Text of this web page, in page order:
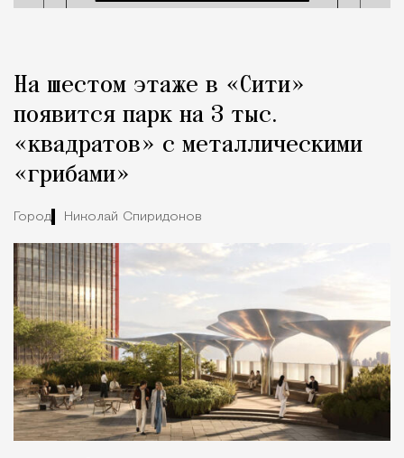
На шестом этаже в «Сити»
появится парк на 3 тыс.
«квадратов» с металлическими
«грибами»
Город Николай Спиридонов